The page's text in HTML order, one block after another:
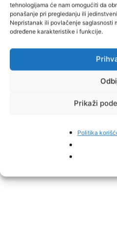
tehnologijama će nam omogućiti da
ponašanje pri pregledanju ili
Nepristanak ili povlačenje saglasnosti
određene karakteristike i funkcije.
Prikaži
Politika